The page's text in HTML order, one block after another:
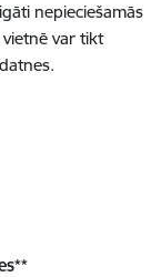
nepieciešamās
var tikt
**